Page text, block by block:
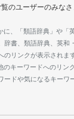
のユーザーのみな
に、「類語辞典」や「
辞書、類語辞典、英和
のリンクが表示されま
キーワードへのリン
ードや気になるキーワ